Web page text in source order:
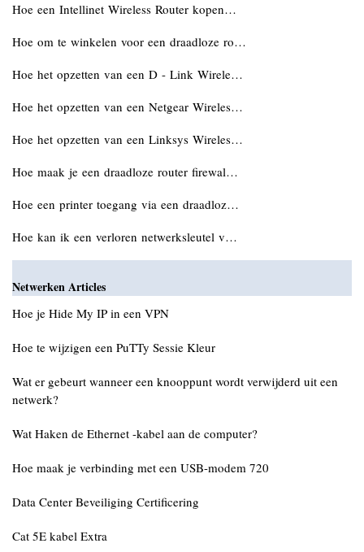
Hoe een Intellinet Wireless Router kopen…
Hoe om te winkelen voor een draadloze ro…
Hoe het opzetten van een D - Link Wirele…
Hoe het opzetten van een Netgear Wireles…
Hoe het opzetten van een Linksys Wireles…
Hoe maak je een draadloze router firewal…
Hoe een printer toegang via een draadloz…
Hoe kan ik een verloren netwerksleutel v…
Netwerken Articles
Hoe je Hide My IP in een VPN
Hoe te wijzigen een PuTTy Sessie Kleur
Wat er gebeurt wanneer een knooppunt wordt verwijderd uit een
netwerk?
Wat Haken de Ethernet -kabel aan de computer?
Hoe maak je verbinding met een USB-modem 720
Data Center Beveiliging Certificering
Cat 5E kabel Extra